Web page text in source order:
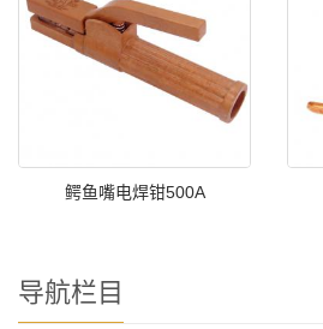
鳄鱼嘴电焊钳500A
导航栏目